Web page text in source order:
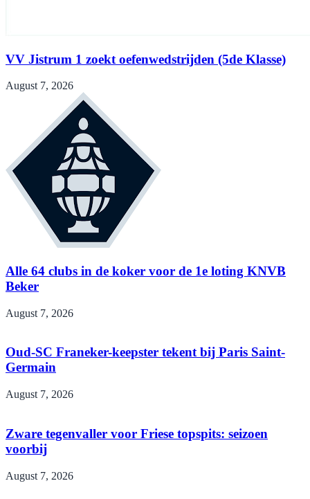
VV Jistrum 1 zoekt oefenwedstrijden (5de Klasse)
August 7, 2026
Alle 64 clubs in de koker voor de 1e loting KNVB
Beker
August 7, 2026
Oud-SC Franeker-keepster tekent bij Paris Saint-
Germain
August 7, 2026
Zware tegenvaller voor Friese topspits: seizoen
voorbij
August 7, 2026